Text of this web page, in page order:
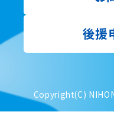
後援
Copyright(C)